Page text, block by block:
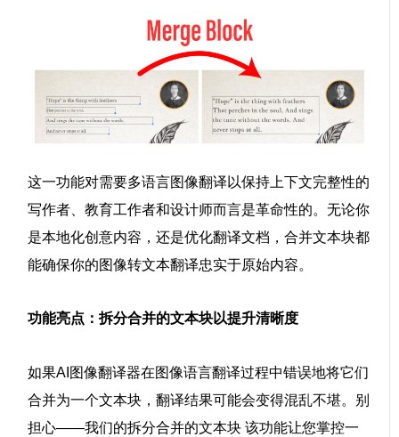
这一功能对需要多语言图像翻译 以保持上下文完整性的
写作者、教育工作者和设计师而言是革命性的。无论你
是本地化创意内容，还是优化翻译文档，合并文本块都
能确保你的图像转文本翻译忠实于原始内容。
功能亮点：拆分合并的文本块以提升清晰度
如果AI图像翻译器在图像语言翻译过程中错误地将它们
合并为一个文本块，翻译结果可能会变得混乱不堪。别
担心——我们的拆分合并的文本块 该功能让您掌控一